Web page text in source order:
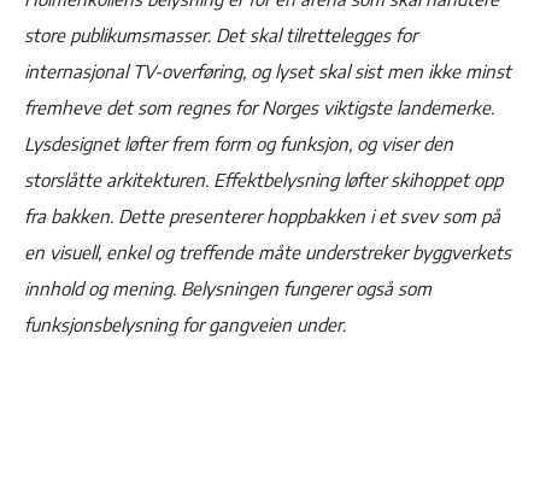
store publikumsmasser. Det skal tilrettelegges for
internasjonal TV-overføring, og lyset skal sist men ikke minst
fremheve det som regnes for Norges viktigste landemerke.
Lysdesignet løfter frem form og funksjon, og viser den
storslåtte arkitekturen. Effektbelysning løfter skihoppet opp
fra bakken. Dette presenterer hoppbakken i et svev som på
en visuell, enkel og treffende måte understreker byggverkets
innhold og mening. Belysningen fungerer også som
funksjonsbelysning for gangveien under.